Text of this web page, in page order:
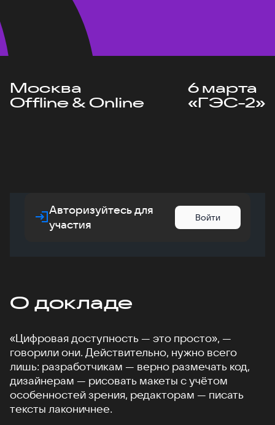
Москва
Offline & Online
6 марта
«ГЭС-2»
Авторизуйтесь для
участия
Войти
О докладе
«Цифровая доступность — это просто», —
говорили они. Действительно, нужно всего
лишь: разработчикам — верно размечать код,
дизайнерам — рисовать макеты с учётом
особенностей зрения, редакторам — писать
тексты лаконичнее.